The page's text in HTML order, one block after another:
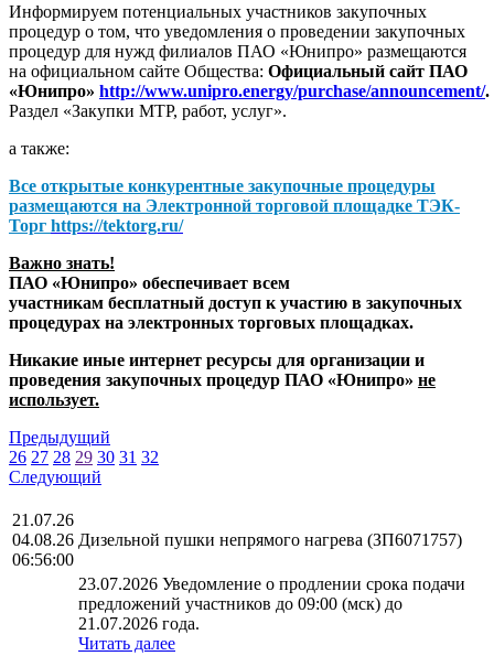
Информируем потенциальных участников закупочных
процедур о том, что уведомления о проведении закупочных
процедур для нужд филиалов ПАО «Юнипро» размещаются
на официальном сайте Общества: Официальный сайт ПАО
«Юнипро» http://www.unipro.energy/purchase/announcement/.
Раздел «Закупки МТР, работ, услуг».
а также:
Все открытые конкурентные закупочные процедуры
размещаются на Электронной торговой площадке ТЭК-
Торг https://tektorg.ru/
Важно знать!
ПАО «Юнипро» обеспечивает всем
участникам бесплатный доступ к участию в закупочных
процедурах на электронных торговых площадках.
Никакие иные интернет ресурсы для организации и
проведения закупочных процедур ПАО «Юнипро» не
использует.
Предыдущий
26 27 28 29 30 31 32
Следующий
21.07.26
04.08.26
06:56:00
Дизельной пушки непрямого нагрева (ЗП6071757)
23.07.2026 Уведомление о продлении срока подачи
предложений участников до 09:00 (мск) до
21.07.2026 года.
Читать далее